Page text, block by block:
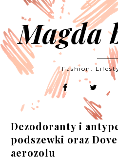
Magda
Fashion.
Dezodoranty i
podszewki oraz
aerozolu